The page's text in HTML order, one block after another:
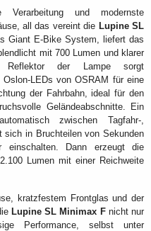
Verarbeitung und modernste
all das vereint die Lupine SL
Giant E-Bike System, liefert das
mit 700 Lumen und klarer
Reflektor der Lampe sorgt
LEDs von OSRAM für eine
der Fahrbahn, ideal für den
Geländeabschnitte. Ein
zwischen Tagfahr-,
sich in Bruchteilen von Sekunden
einschalten. Dann erzeugt die
Lumen mit einer Reichweite
kratzfestem Frontglas und der
Lupine SL Minimax Fnicht nur
Performance, selbst unter